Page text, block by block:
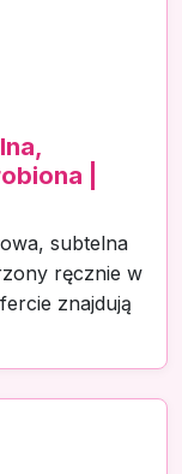
|
subtelna
ręcznie w
znajdują